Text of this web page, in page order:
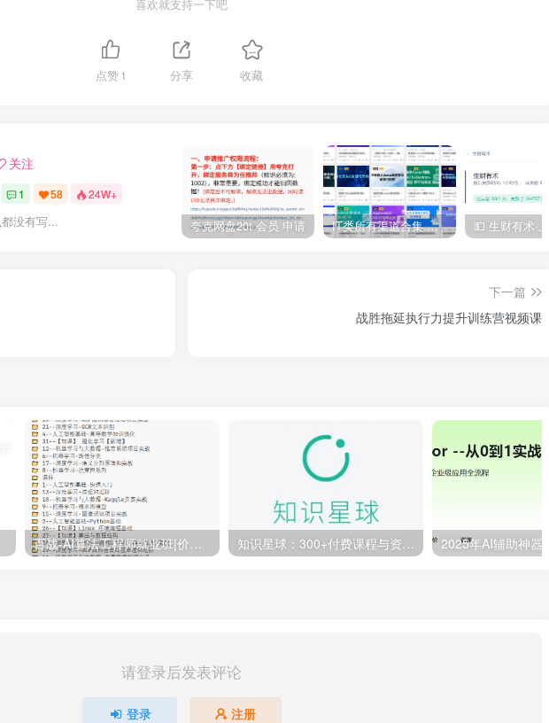
喜欢就支持一下吧
点赞1 分享 收藏
关注
1 58 24W+
没有写... 夸克网盘20t 会员 申请 IT类所有渠道合集 持续日更，目前近四千多条资源 年费用户微信私信获取权限
下一篇
战胜拖延执行力提升训练营视频课
百战-AI算法工程师就业班|价值18980元|冲击百万年薪|完结无秘 知识星球：300+付费课程与资料合集
请登录后发表评论
登录 注册